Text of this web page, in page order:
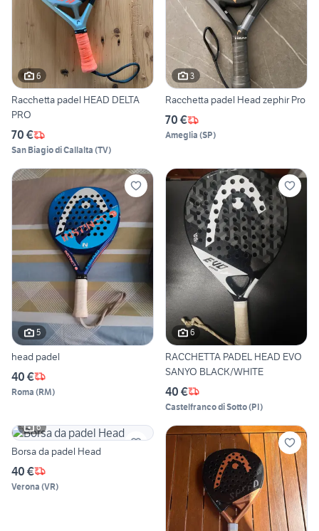
6
Racchetta padel HEAD DELTA
PRO
70 €
San Biagio di Callalta (TV)
3
Racchetta padel Head zephir Pro
70 €
Ameglia (SP)
5
head padel
40 €
Roma (RM)
6
RACCHETTA PADEL HEAD EVO
SANYO BLACK/WHITE
40 €
Castelfranco di Sotto(PI)
6
Borsa da padel Head
40 €
Verona (VR)